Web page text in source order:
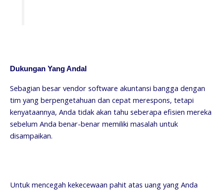
Dukungan Yang Andal
Sebagian besar vendor software akuntansi bangga dengan
tim yang berpengetahuan dan cepat merespons, tetapi
kenyataannya, Anda tidak akan tahu seberapa efisien mereka
sebelum Anda benar-benar memiliki masalah untuk
disampaikan.
Untuk mencegah kekecewaan pahit atas uang yang Anda